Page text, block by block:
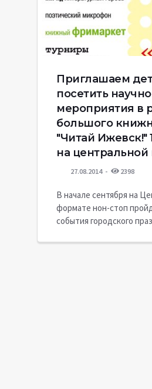
Приглашаем
посетить
мероприятия в
большого
"Читай Ижевск!"
на
27.08.2014 2398
В начале сентября на
формате нон-стоп
события городского